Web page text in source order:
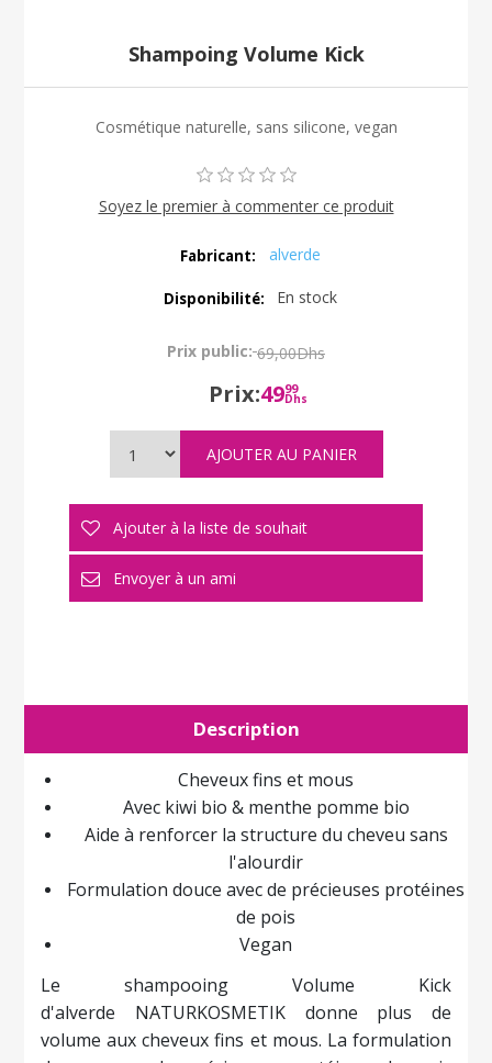
Shampoing Volume Kick
Cosmétique naturelle, sans silicone, vegan
Soyez le premier à commenter ce produit
Fabricant: alverde
Disponibilité: En stock
Prix public: 69,00Dhs
Prix:4999
Dhs
Description
Cheveuxfins et mous
Avec kiwi bio & menthe pomme bio
Aide à renforcer la structure du cheveu sans
l'alourdir
Formulation douce avec de précieuses protéines
de pois
Vegan
Le shampooing Volume Kick
d'alverde NATURKOSMETIKdonne plus de
volume aux cheveux fins et mous. La formulation